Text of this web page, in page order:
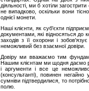
діяльності, ми б хотіли
не випадково, оскільки вони
однієї монети.
Наші клієнти, як суб'єкти
документами, які відносяться
заходів з її охорони і
неможливий без взаємної довіри.
Довіру ми вважаємо тим
Нашим клієнтам ми щодня даємо
і аргументи і все це
(консультанті), повинен
сумніви підтвердилися, то
полю.